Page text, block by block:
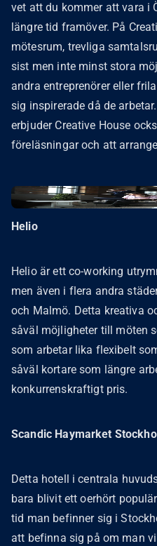
vet att du kommer att vara i
längre tid framöver. På
mötesrum, trevliga
sist men inte minst stora
andra entreprenörer eller
sig inspirerade då de
erbjuder Creative House
föreläsningar och att
Helio
Helio är ett co-working
men även i flera andra
och Malmö. Detta kreativa
såväl möjligheter till möten
som arbetar lika flexibelt
såväl kortare som längre
konkurrenskraftigt pris.
Scandic Haymarket
Detta hotell i centrala
bara blivit ett oerhört
tid man befinner sig i
att befinna sig på om man